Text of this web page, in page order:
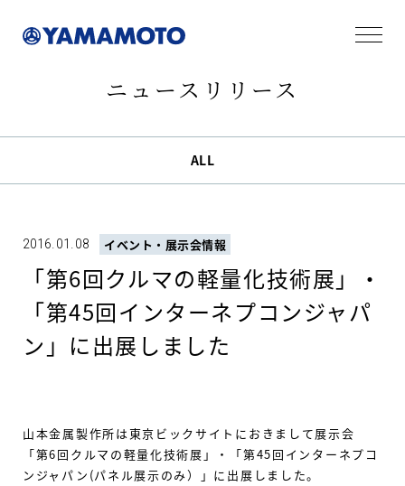
ニュースリリース
ALL
2016.01.08 イベント・展示会情報
「第6回クルマの軽量化技術展」・
「第45回インターネプコンジャパ
ン」に出展しました
山本金属製作所は東京ビックサイトにおきまして展示会
「第6回クルマの軽量化技術展」・「第45回インターネプコ
ンジャパン(パネル展示のみ）」に出展しました。